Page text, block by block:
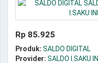
Rp 85.925
Produk: SALDO DIGITAL
Provider: SALDO I.SAKU